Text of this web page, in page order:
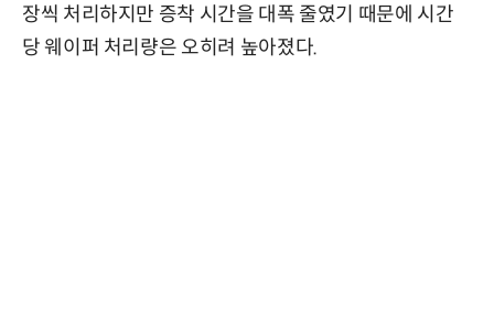
장씩 처리하지만 증착 시간을 대폭 줄였기 때문에 시간
당 웨이퍼 처리량은 오히려 높아졌다.